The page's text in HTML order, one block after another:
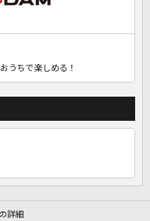
うちで楽しめる！
詳細